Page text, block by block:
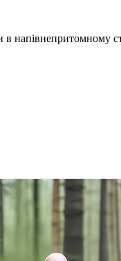
в напівнепритомному